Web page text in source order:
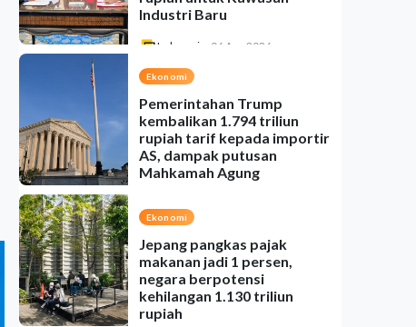
Industri Baru
Indonesia 06 Aug 2026
Ekonomi
Pemerintahan Trump
kembalikan 1.794 triliun
rupiah tarif kepada importir
AS, dampak putusan
Mahkamah Agung
Ekonomi
Jepang pangkas pajak
makanan jadi 1 persen,
negara berpotensi
kehilangan 1.130 triliun
rupiah